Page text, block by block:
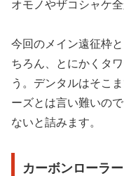
オモノやザコシャケ
今回のメイン遠征枠
ちろん、とにかくタ
う。デンタルはそこ
ーズとは言い難いの
ないと詰みます。
カーボンローラー